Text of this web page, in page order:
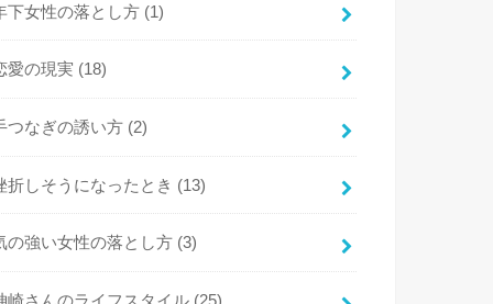
下女性の落とし方 (1)
愛の現実 (18)
つなぎの誘い方 (2)
折しそうになったとき (13)
の強い女性の落とし方 (3)